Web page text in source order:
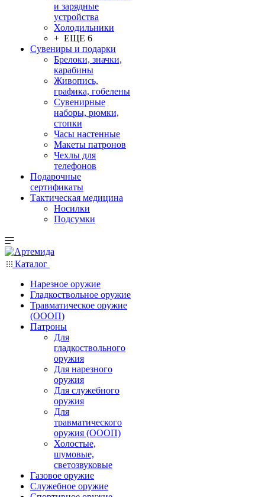
и зарядные
устройства
Холодильники
+ ЕЩЕ 6
Сувениры и подарки
Брелоки, значки,
карабины
Живопись,
графика, гобелены
Сувенирные
наборы, рюмки,
стопки
Часы настенные
Макеты патронов
Чехлы для
телефонов
Подарочные
сертификаты
Тактическая медицина
Носилки
Подсумки
Каталог
Нарезное оружие
Гладкоствольное оружие
Травматическое оружие
(ОООП)
Патроны
Для
гладкоствольного
оружия
Для нарезного
оружия
Для служебного
оружия
Для
травматического
оружия (ОООП)
Холостые,
шумовые,
светозвуковые
Газовое оружие
Служебное оружие